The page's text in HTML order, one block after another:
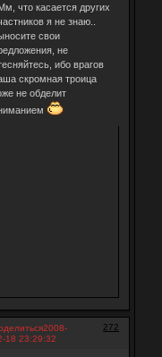
что касается других
я не знаю..
свои
не
ибо врагов
скромная троица
не обделит
272
2008-
18 23:29:32